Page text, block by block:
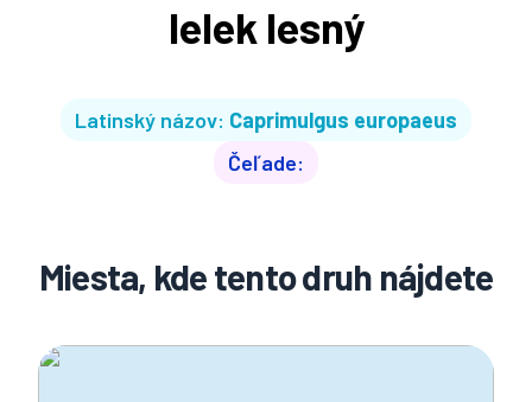
lelek lesný
Latinský názov: Caprimulgus europaeus
Čeľade:
Miesta, kde tento druh nájdete